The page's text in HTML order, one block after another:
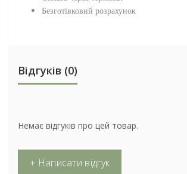
Безготівковий розрахунок
Відгуків (0)
Немає відгуків про цей товар.
+ Написати відгук